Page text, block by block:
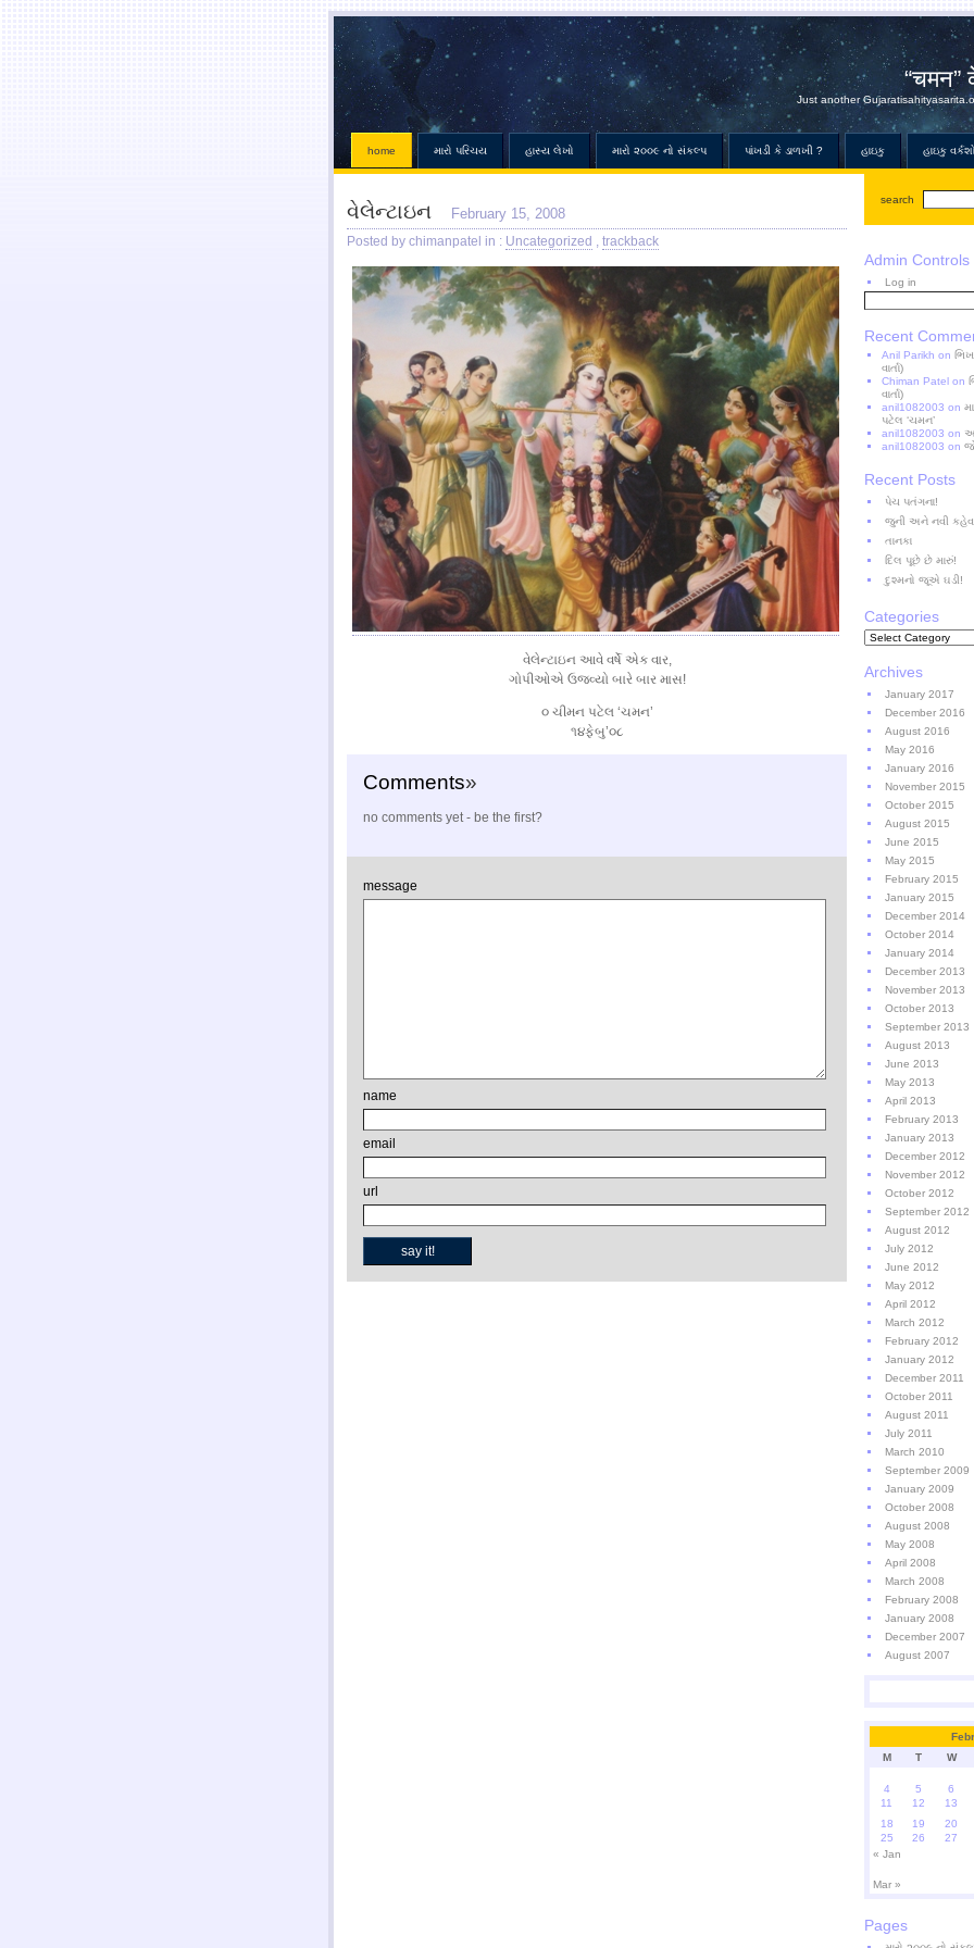
Just another
home મારો પરિચય હાસ્ય લેખો મારો ૨૦૦૯ નો સંકલ્પ પાંખડી કે ડાળખી ? હાઇકુ હાઇકુ
વેલેન્ટાઇન February 15, 2008
Posted by chimanpatel in : Uncategorized , trackback
વેલેન્ટાઇન આવે વર્ષે એક વાર,
ગોપીઓએ ઉજવ્યો બારે બાર માસ!
૦ ચીમન પટેલ ‘ચમન’
૧૪ફેબુ’૦૮
Comments»
no comments yet - be the first?
message
name
email
url
search
Admin Controls
Log in
Search
for:
Recent
Anil Parikh on
વાર્તા)
Chiman Patel on
વાર્તા)
anil1082003 on
પટેલ ‘ચમન’
anil1082003 on
anil1082003 on
Recent Posts
પેચ પતંગના!
જુની અને નવી
તાનકા
દિલ પૂછે છે મારું!
દુશ્મનો જૂએ ઘડી!
Categories
Categories
Archives
January 2017
December 2016
August 2016
May 2016
January 2016
November 2015
October 2015
August 2015
June 2015
May 2015
February 2015
January 2015
December 2014
October 2014
January 2014
December 2013
November 2013
October 2013
September 2013
August 2013
June 2013
May 2013
April 2013
February 2013
January 2013
December 2012
November 2012
October 2012
September 2012
August 2012
July 2012
June 2012
May 2012
April 2012
March 2012
February 2012
January 2012
December 2011
October 2011
August 2011
July 2011
March 2010
September 2009
January 2009
October 2008
August 2008
May 2008
April 2008
March 2008
February 2008
January 2008
December 2007
August 2007
M
T W
4 5
6
11
12
13
18
19
20
25
26
27
« Jan
Mar »
Pages